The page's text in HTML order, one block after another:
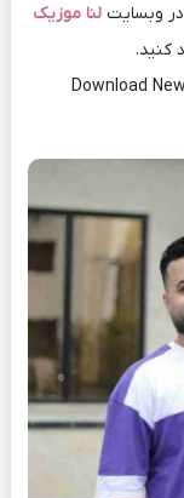
در وبسایت لنا موزیک
کنید.
Download